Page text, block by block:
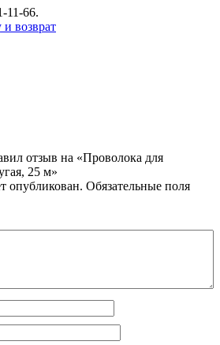
11-66.
возврат
отзыв на «Проволока для
25 м»
опубликован. Обязательные поля